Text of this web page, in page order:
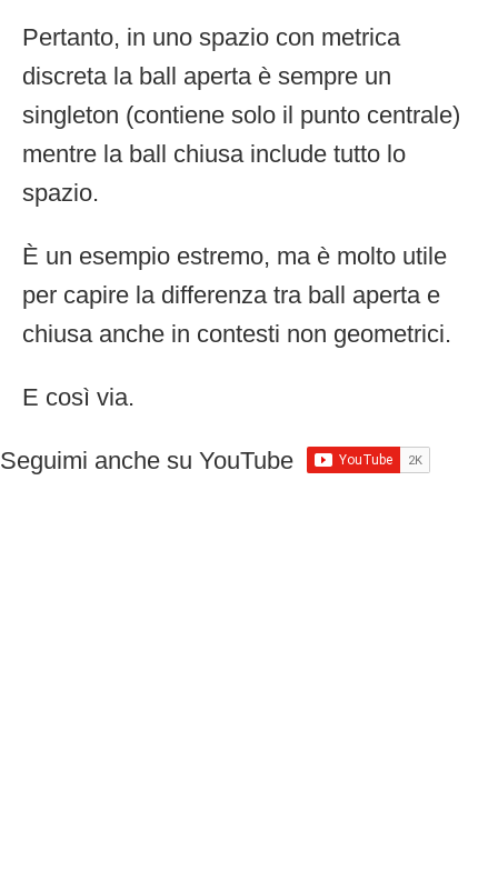
Pertanto, in uno spazio con metrica
discreta la ball aperta è sempre un
singleton (contiene solo il punto centrale)
mentre la ball chiusa include tutto lo
spazio.
È un esempio estremo, ma è molto utile
per capire la differenza tra ball aperta e
chiusa anche in contesti non geometrici.
E così via.
Seguimi anche su YouTube